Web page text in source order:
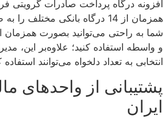
افزونه درگاه پرداخت صادرات گرویتی
همزمان از 14 درگاه بانکی
و واسطه استفاده کنید؛ علاوه‌بر این،
انتخابی به تعداد دلخواه می‌توانند استفاده
پشتیبانی از واحدهای
ایران